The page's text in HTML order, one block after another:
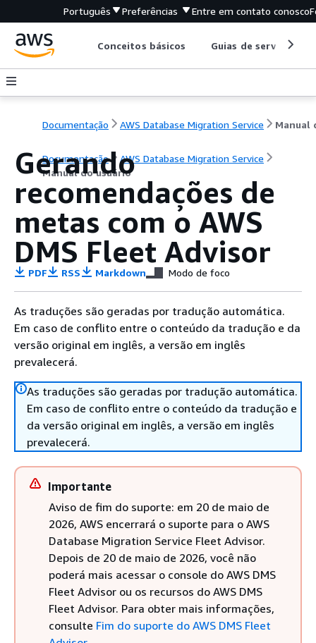
Português Preferências Entre em contato conosco
Conceitos básicos Guias de serviço
Documentação AWS Database Migration Service
Documentação
AWS Database Migration Service
Manual do usuário
Gerando
recomendações de
metas com o AWS
DMS Fleet Advisor
PDF RSS Markdown Modo de foco
As traduções são geradas por tradução automática.
Em caso de conflito entre o conteúdo da tradução e da
versão original em inglês, a versão em inglês
prevalecerá.
As traduções são geradas por tradução automática.
Em caso de conflito entre o conteúdo da tradução e
da versão original em inglês, a versão em inglês
prevalecerá.
Importante
Aviso de fim do suporte: em 20 de maio de
2026, AWS encerrará o suporte para o AWS
Database Migration Service Fleet Advisor.
Depois de 20 de maio de 2026, você não
poderá mais acessar o console do AWS DMS
Fleet Advisor ou os recursos do AWS DMS
Fleet Advisor. Para obter mais informações,
consulte Fim do suporte do AWS DMS Fleet